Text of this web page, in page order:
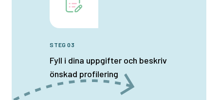
STEG 03
Fyll i dina uppgifter och beskriv
önskad profilering